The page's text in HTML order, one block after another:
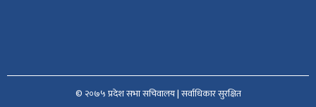
© २०७५ प्रदेश सभा सचिवालय | सर्वाधिकार सुरक्षित